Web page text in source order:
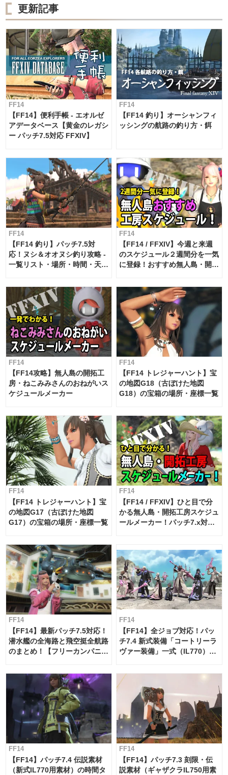
更新記事
FF14
【FF14】便利手帳 - エオルゼ
アデータベース【黄金のレガシ
ー パッチ7.5対応 FFXIV】
FF14
【FF14 釣り】オーシャンフィ
ッシングの航路の釣り方・餌
FF14
【FF14 釣り】パッチ7.5対
応！ヌシ＆オオヌシ釣り攻略 -
一覧リスト・場所・時間・天
FF14
【FF14 / FFXIV】今週と来週
のスケジュール２週間分を一気
に登録！おすすめ無人島・開拓
FF14
【FF14攻略】無人島の開拓工
房・ねこみみさんのおねがいス
ケジュールメーカー
FF14
【FF14 トレジャーハント】宝
の地図G18（古ぼけた地図
G18）の宝箱の場所・座標一覧
FF14
【FF14 トレジャーハント】宝
の地図G17（古ぼけた地図
G17）の宝箱の場所・座標一覧
FF14
【FF14 / FFXIV】ひと目で分
かる無人島・開拓工房スケジュ
ールメーカー！パッチ7.x対応
FF14
【FF14】最新パッチ7.5対応！
潜水艦の全海路と飛空挺全航路
のまとめ！【フリーカンパニ
FF14
【FF14】全ジョブ対応！パッ
チ7.4 新式装備「コートリーラ
ヴァー装備」一式（IL770）の
FF14
【FF14】パッチ7.4 伝説素材
（新式IL770用素材）の時間タ
FF14
【FF14】パッチ7.3 刻限・伝
説素材（ギャザクラIL750用素